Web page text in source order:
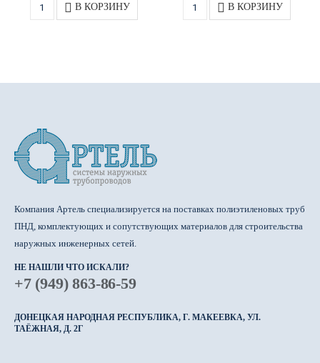
В КОРЗИНУ В КОРЗИНУ
Компания Артель специализируется на поставках полиэтиленовых труб
ПНД, комплектующих и сопутствующих материалов для строительства
наружных инженерных сетей.
НЕ НАШЛИ ЧТО ИСКАЛИ?
+7 (949) 863-86-59
ДОНЕЦКАЯ НАРОДНАЯ РЕСПУБЛИКА, Г. МАКЕЕВКА, УЛ.
ТАЁЖНАЯ, Д. 2Г